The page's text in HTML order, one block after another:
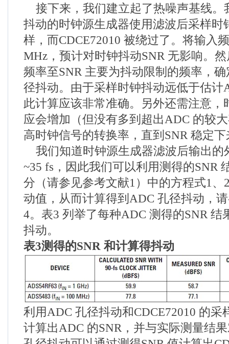
接下来，我们建立起了热噪声基线。
抖动的时钟源生成器使用滤波后采样时
样，而CDCE72010 被绕过了。将输入
MHz，预计对时钟抖动SNR 无影响。
频率至SNR 主要为抖动限制的频率，
径抖动。由于采样时钟抖动远低于估计
此计算应该非常准确。另外还需注意，
应会增加（但没有多到超出ADC 的较
高时钟信号的转换率，直到SNR 稳定
我们知道时钟源生成器滤波后输出的
~35 fs，因此我们可以利用测得的SNR
分（请参见参考文献1）中的方程式1、
动值，从而计算得到ADC 孔径抖动，
4。表3 列举了每种ADC 测得的SNR 结
抖动。
表3测得的SNR 和计算得抖动
利用ADC 孔径抖动和CDCE72010 的采
计算出ADC 的SNR，并与实际测量结